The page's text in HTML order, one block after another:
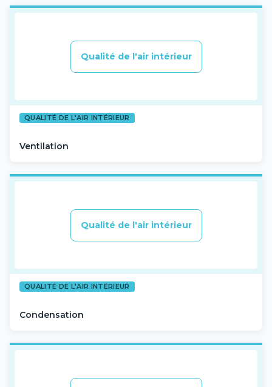
Qualité de l'air intérieur
QUALITÉ DE L'AIR INTÉRIEUR
Ventilation
Qualité de l'air intérieur
QUALITÉ DE L'AIR INTÉRIEUR
Condensation